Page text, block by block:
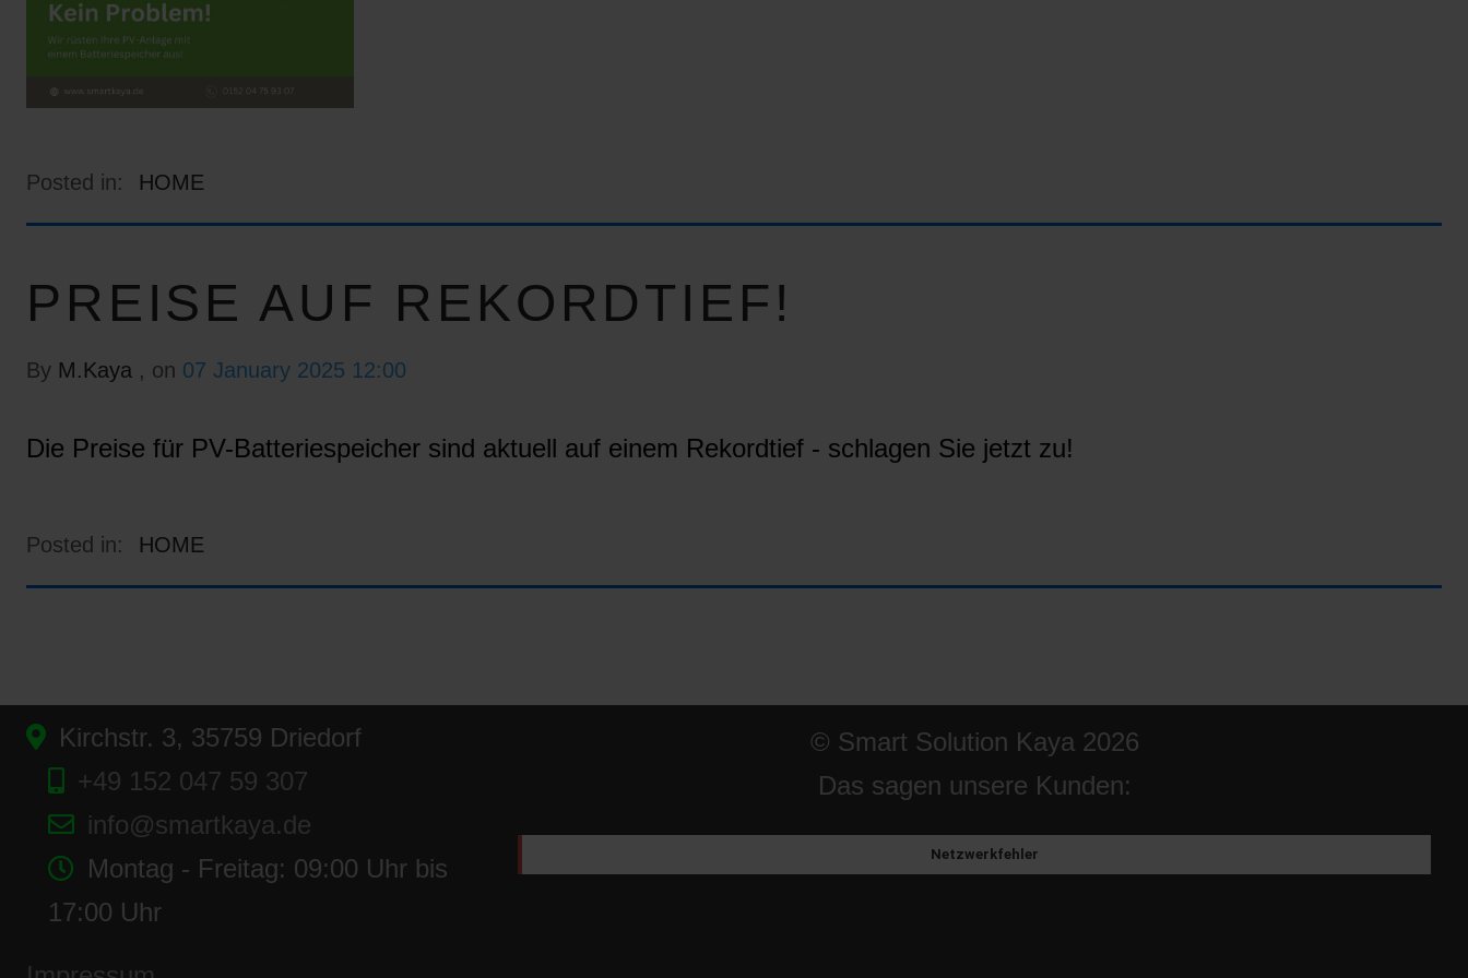
Posted in: HOME
PREISE AUF REKORDTIEF!
By M.Kaya , on 07 January 2025 12:00
Die Preise für PV-Batteriespeicher sind aktuell auf einem Rekordtief - schlagen Sie jetzt zu!
Posted in: HOME
Kirchstr. 3, 35759 Driedorf
+49 152 047 59 307
info@smartkaya.de
Montag - Freitag: 09:00 Uhr bis
17:00 Uhr
© Smart Solution Kaya 2026
Das sagen unsere Kunden:
Netzwerkfehler